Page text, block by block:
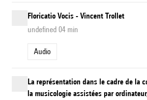
Floricatio Vocis - Vincent Trollet
undefined 04 min
Audio
La représentation dans le cadre de la
la musicologie assistées par